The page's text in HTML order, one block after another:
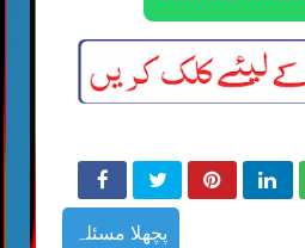
پچھلا مسئلہ